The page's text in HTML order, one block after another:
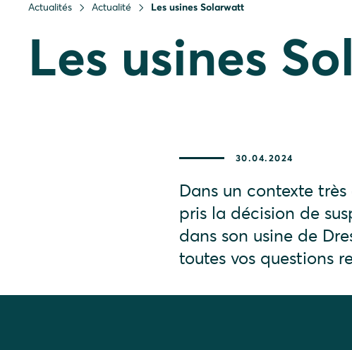
Actualités Actualité Les usines Solarwatt
Les usines
30.04.2024
Dans un contexte
pris la décision de
dans son usine de
toutes vos questions